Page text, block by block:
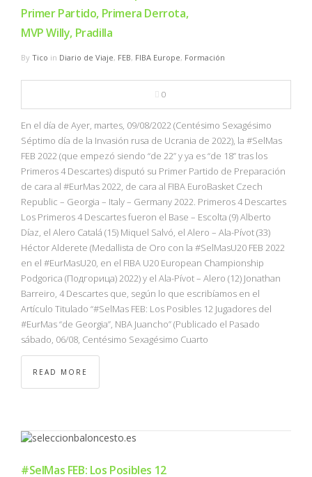
Primer Partido, Primera Derrota,
MVP Willy, Pradilla
By Tico in Diario de Viaje, FEB, FIBA Europe, Formación
0
En el día de Ayer, martes, 09/08/2022 (Centésimo Sexagésimo
Séptimo día de la Invasión rusa de Ucrania de 2022), la #SelMas
FEB 2022 (que empezó siendo “de 22” y ya es “de 18” tras los
Primeros 4 Descartes) disputó su Primer Partido de Preparación
de cara al #EurMas 2022, de cara al FIBA EuroBasket Czech
Republic – Georgia – Italy – Germany 2022. Primeros 4 Descartes
Los Primeros 4 Descartes fueron el Base – Escolta (9) Alberto
Díaz, el Alero Catalá (15) Miquel Salvó, el Alero – Ala-Pívot (33)
Héctor Alderete (Medallista de Oro con la #SelMasU20 FEB 2022
en el #EurMasU20, en el FIBA U20 European Championship
Podgorica (Подгорица) 2022) y el Ala-Pívot – Alero (12) Jonathan
Barreiro, 4 Descartes que, según lo que escribíamos en el
Artículo Titulado “#SelMas FEB: Los Posibles 12 Jugadores del
#EurMas “de Georgia”, NBA Juancho” (Publicado el Pasado
sábado, 06/08, Centésimo Sexagésimo Cuarto
READ MORE
#SelMas FEB: Los Posibles 12